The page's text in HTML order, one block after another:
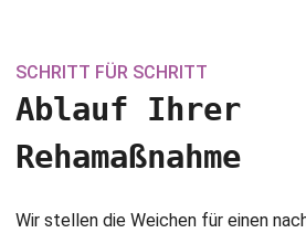
SCHRITT FÜR SCHRITT
Ablauf Ihrer
Rehamaßnahme
Wir stellen die Weichen für einen